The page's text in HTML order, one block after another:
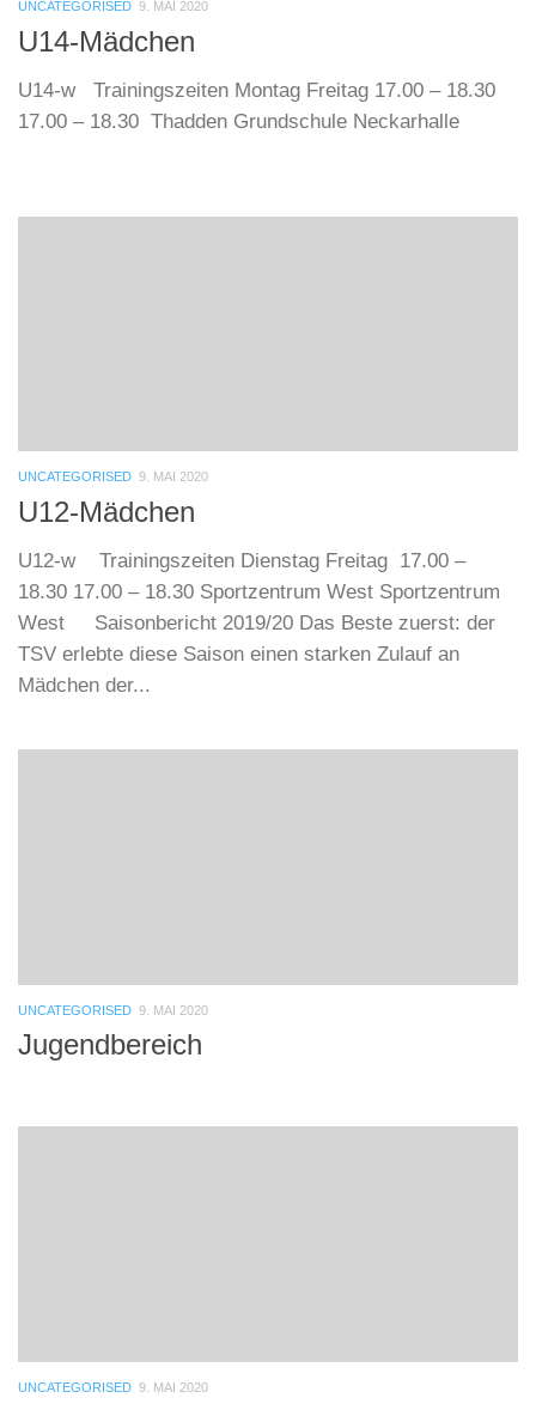
UNCATEGORISED 9. MAI 2020
U14-Mädchen
U14-w Trainingszeiten Montag Freitag 17.00 – 18.30
17.00 – 18.30 Thadden Grundschule Neckarhalle
UNCATEGORISED 9. MAI 2020
U12-Mädchen
U12-w Trainingszeiten Dienstag Freitag 17.00 –
18.30 17.00 – 18.30 Sportzentrum West Sportzentrum
West Saisonbericht 2019/20 Das Beste zuerst: der
TSV erlebte diese Saison einen starken Zulauf an
Mädchen der...
UNCATEGORISED 9. MAI 2020
Jugendbereich
UNCATEGORISED 9. MAI 2020